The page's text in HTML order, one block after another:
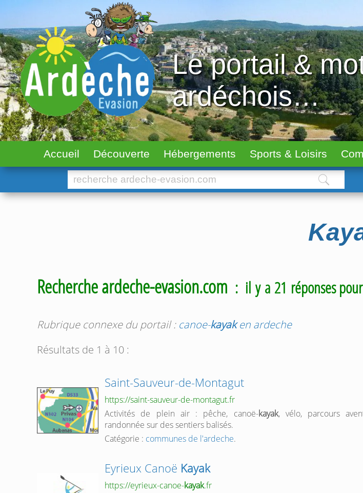
Le portail &
ardéchois…
Accueil Découverte Hébergements Sports & Loisirs
Recherche ardeche-evasion.com : il y a 21 réponses
Rubrique connexe du portail : canoe-kayaken ardeche
Résultats de 1 à 10 :
Saint-Sauveur-de-Montagut
https://saint-sauveur-de-montagut.fr
Activités de plein air : pêche, canoë-kayak, vélo, parcours
randonnée sur des sentiers balisés.
Catégorie : communes de l'ardeche.
Eyrieux Canoë Kayak
https://eyrieux-canoe-kayak.fr